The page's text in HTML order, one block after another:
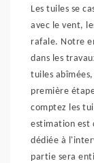
Les tuiles se
avec le vent,
rafale. Notre
dans les
tuiles
première
comptez les
estimation est
dédiée à
partie sera